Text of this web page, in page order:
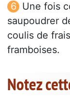
Une fois
saupoudrer
coulis de
framboises.
Notez